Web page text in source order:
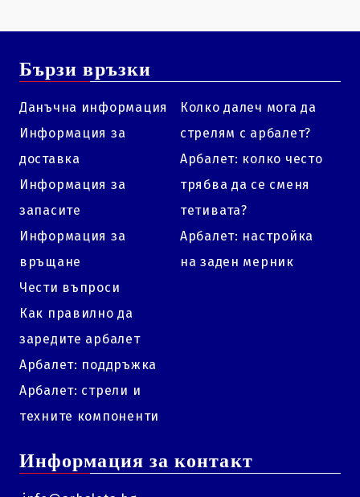
Бързи връзки
Данъчна информация
Информация за
доставка
Информация за
запасите
Информация за
връщане
Чести въпроси
Как правилно да
заредите арбалет
Арбалет: поддръжка
Арбалет: стрели и
техните компоненти
Колко далеч мога да
стрелям с арбалет?
Арбалет: колко често
трябва да се сменя
тетивата?
Арбалет: настройка
на заден мерник
Информация за контакт